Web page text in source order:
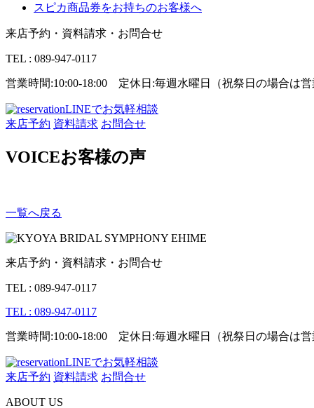
スピカ商品券をお持ちのお客様へ
来店予約・資料請求・お問合せ
TEL : 089-947-0117
営業時間:10:00-18:00 定休日:毎週水曜日（祝祭日の場合は営
LINEでお気軽相談
来店予約 資料請求 お問合せ
VOICEお客様の声
一覧へ戻る
来店予約・資料請求・お問合せ
TEL : 089-947-0117
TEL : 089-947-0117
営業時間:10:00-18:00 定休日:毎週水曜日（祝祭日の場合は営
LINEでお気軽相談
来店予約 資料請求 お問合せ
ABOUT US